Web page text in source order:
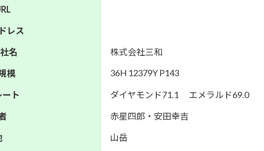
レス
名
株式会社三和
模 36H 12379Y P143
ート
ダイヤモンド71.1 エメラルド69.0
赤星四郎・安田幸吉
山岳